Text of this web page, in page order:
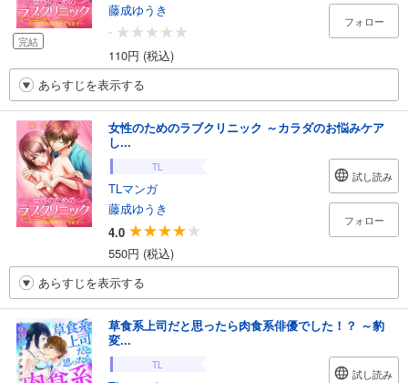
完結
藤成ゆうき
-
110円 (税込)
フォロー
あらすじを表示する
女性のためのラブクリニック ～カラダのお悩みケア
し...
TL
TLマンガ
藤成ゆうき
4.0
550円 (税込)
試し読み
フォロー
あらすじを表示する
草食系上司だと思ったら肉食系俳優でした！？ ～豹
変...
TL
試し読み